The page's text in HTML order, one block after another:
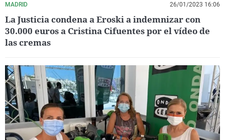
MADRID 26/01/2023 16:06
La Justicia condena a Eroski a indemnizar con
30.000 euros a Cristina Cifuentes por el vídeo de
las cremas